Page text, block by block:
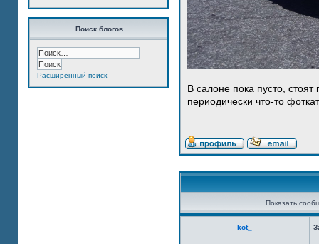
Поиск блогов
Расширенный поиск
В салоне пока пусто,
периодически что-то
Показать
kot_